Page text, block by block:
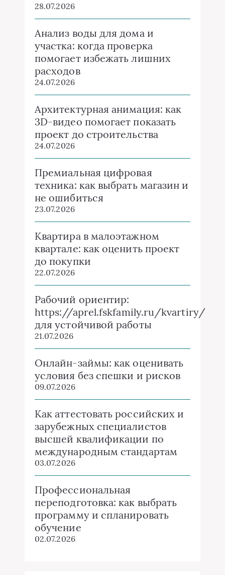
28.07.2026
Анализ воды для дома и
участка: когда проверка
помогает избежать лишних
расходов
24.07.2026
Архитектурная анимация: как
3D-видео помогает показать
проект до строительства
24.07.2026
Премиальная цифровая
техника: как выбрать магазин и
не ошибиться
23.07.2026
Квартира в малоэтажном
квартале: как оценить проект
до покупки
22.07.2026
Рабочий ориентир:
https://aprel.fskfamily.ru/kvartiry/
для устойчивой работы
21.07.2026
Онлайн-займы: как оценивать
условия без спешки и рисков
09.07.2026
Как аттестовать российских и
зарубежных специалистов
высшей квалификации по
международным стандартам
03.07.2026
Профессиональная
переподготовка: как выбрать
программу и спланировать
обучение
02.07.2026